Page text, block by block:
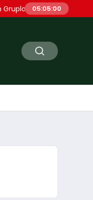
Rehberi: Telegram’da
05:05:01